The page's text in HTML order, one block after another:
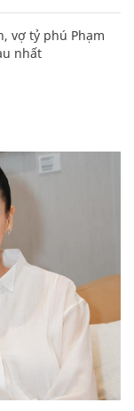
vợ tỷ phú Phạm
nhất